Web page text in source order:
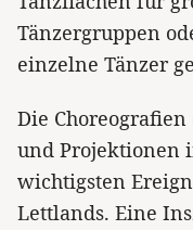
Tänzergruppen
einzelne Tänzer
Die
und Projektionen
wichtigsten
Lettlands. Eine